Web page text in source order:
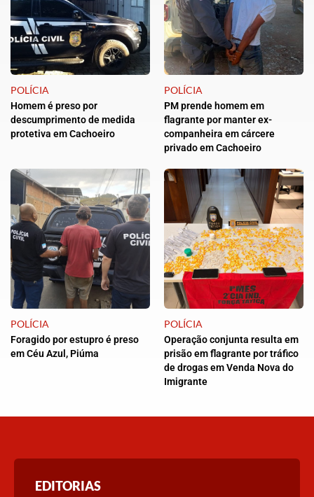
POLÍCIA
Homem é preso por
descumprimento de medida
protetiva em Cachoeiro
POLÍCIA
PM prende homem em
flagrante por manter ex-
companheira em cárcere
privado em Cachoeiro
POLÍCIA
Foragido por estupro é preso
em Céu Azul, Piúma
POLÍCIA
Operação conjunta resulta em
prisão em flagrante por tráfico
de drogas em Venda Nova do
Imigrante
EDITORIAS